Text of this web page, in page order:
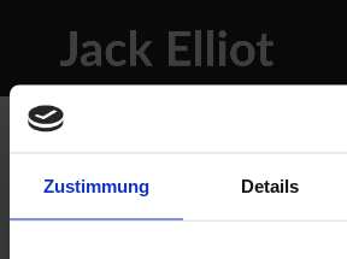
Zustimmung Details